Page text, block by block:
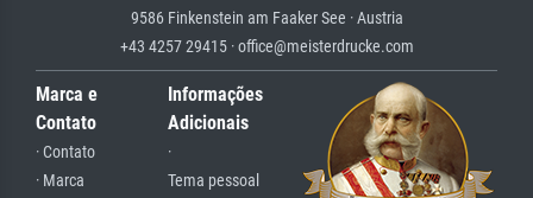
9586 Finkenstein am Faaker See · Austria
+43 4257 29415 · office@meisterdrucke.com
Marca e
Contato
· Contato
· Marca
Informações
Adicionais
·
Tema pessoal